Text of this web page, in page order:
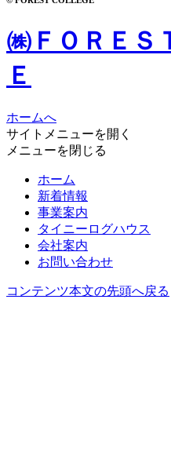
㈱ＦＯＲＥＳ
Ｅ
ホームへ
サイトメニューを開く
メニューを閉じる
ホーム
新着情報
事業案内
タイニーログハウス
会社案内
お問い合わせ
コンテンツ本文の先頭へ戻る